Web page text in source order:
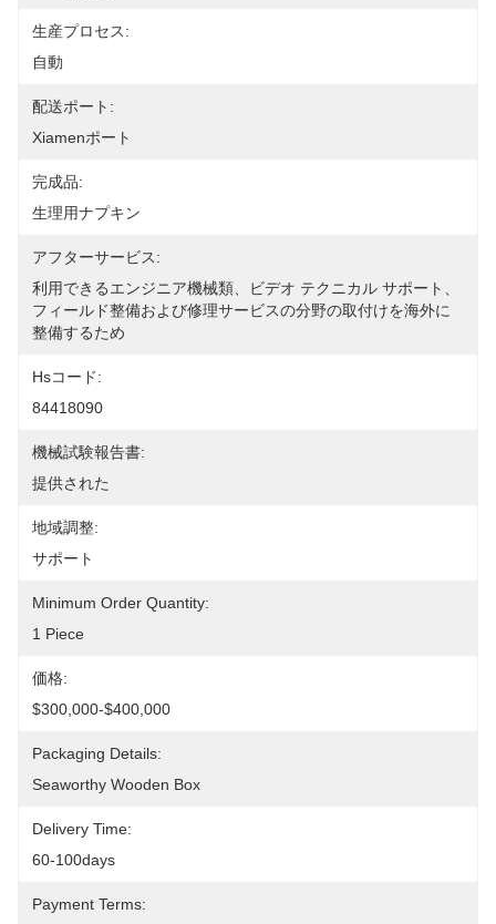
生産プロセス:
自動
配送ポート:
Xiamenポート
完成品:
生理用ナプキン
アフターサービス:
利用できるエンジニア機械類、ビデオ テクニカル サポート、
フィールド整備および修理サービスの分野の取付けを海外に
整備するため
Hsコード:
84418090
機械試験報告書:
提供された
地域調整:
サポート
Minimum Order Quantity:
1 Piece
価格:
$300,000-$400,000
Packaging Details:
Seaworthy Wooden Box
Delivery Time:
60-100days
Payment Terms: